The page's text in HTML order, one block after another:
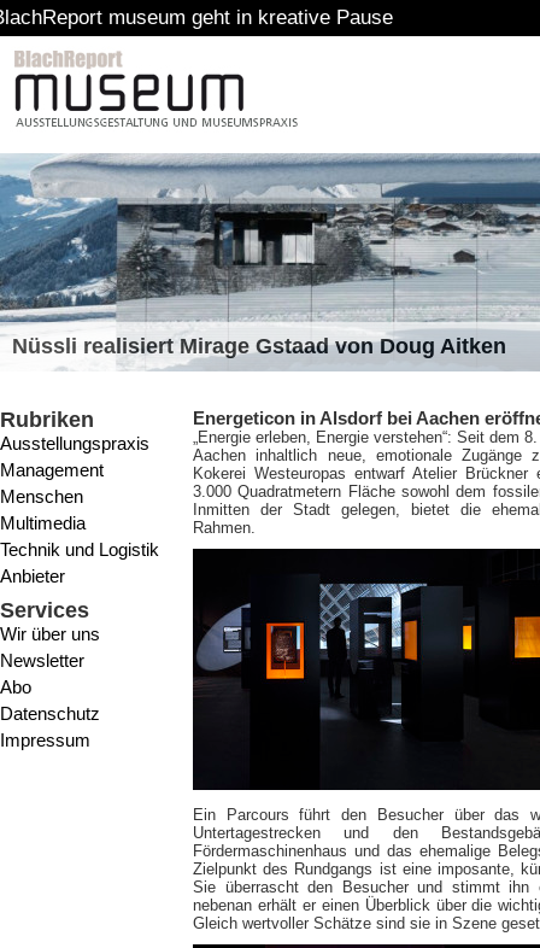
geht in kreative Pause
Nüssli realisiert Mirage Gstaad von Doug Aitken
Rubriken
Ausstellungspraxis
Management
Menschen
Multimedia
Technik und Logistik
Anbieter
Services
Wir über uns
Newsletter
Abo
Datenschutz
Impressum
Energeticon in Alsdorf bei Aachen
„Energie erleben, Energie verstehen“: Seit dem
Aachen inhaltlich neue, emotionale
Kokerei Westeuropas entwarf Atelier
3.000 Quadratmetern Fläche sowohl dem
Inmitten der Stadt gelegen, bietet die
Rahmen.
Ein Parcours führt den Besucher über das
Untertagestrecken und den
Fördermaschinenhaus und das ehemalige
Zielpunkt des Rundgangs ist eine imposante,
Sie überrascht den Besucher und stimmt
nebenan erhält er einen Überblick über die
Gleich wertvoller Schätze sind sie in Szene